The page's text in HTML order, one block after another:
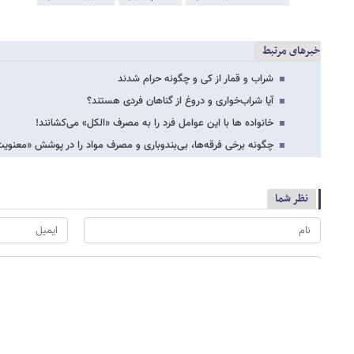
خبرهای مرتبط
شراب و قمار از کی و چگونه حرام شدند
آیا شراب‌خواری و دروغ از گناهان فردی هستند؟
خانواده ها با این عوامل فرد را به مصرف «الکل» می‌کشانند!
چگونه برخی فرقه‌ها، بی‌بندوباری و مصرف مواد را در پوشش
نظر شما